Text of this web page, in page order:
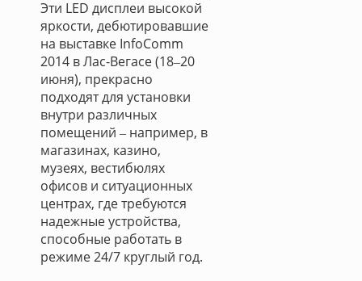
Эти LED дисплеи высокой
яркости, дебютировавшие
на выставке InfoComm
2014 в Лас-Вегасе (18‒20
июня), прекрасно
подходят для установки
внутри различных
помещений ‒ например, в
магазинах, казино,
музеях, вестибюлях
офисов и ситуационных
центрах, где требуются
надежные устройства,
способные работать в
режиме 24/7 круглый год.